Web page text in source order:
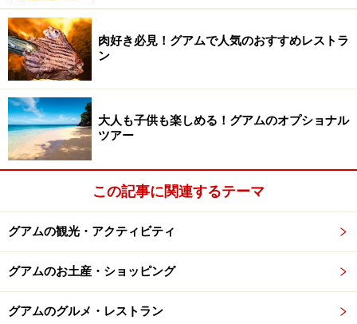
肉好き必見！グアムで人気のおすすめレストラ
ン
大人も子供も楽しめる！グアムのオプショナル
ツアー
この記事に関連するテーマ
グアムの観光・アクティビティ
グアムのお土産・ショッピング
グアムのグルメ・レストラン